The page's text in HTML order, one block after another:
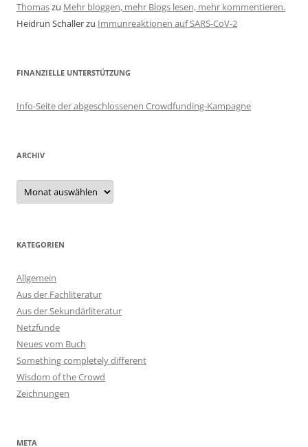
Thomaszu Mehr bloggen, mehr Blogs lesen, mehr kommentieren.
Heidrun Schallerzu Immunreaktionen auf SARS-CoV-2
FINANZIELLE UNTERSTÜTZUNG
Info-Seite der abgeschlossenen Crowdfunding-Kampagne
ARCHIV
Archiv
KATEGORIEN
Allgemein
Aus der Fachliteratur
Aus der Sekundärliteratur
Netzfunde
Neues vom Buch
Something completely different
Wisdom of the Crowd
Zeichnungen
META